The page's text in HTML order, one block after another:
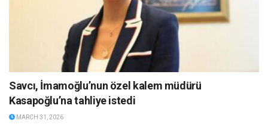
Savcı, İmamoğlu’nun özel kalem müdürü
Kasapoğlu’na tahliye istedi
MARCH 31, 2026